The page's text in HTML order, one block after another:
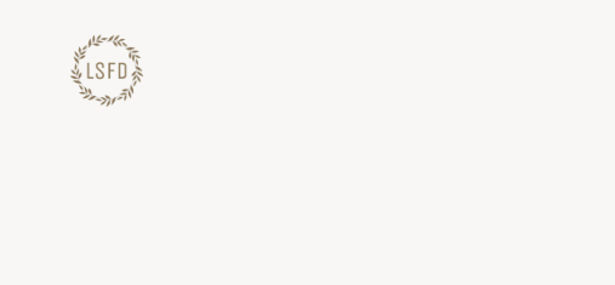
konten